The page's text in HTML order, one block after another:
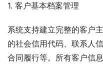
1. 客户基本档案管理
系统支持建立完整的客户
的社会信用代码、联系人
合同履行等。所有客户信